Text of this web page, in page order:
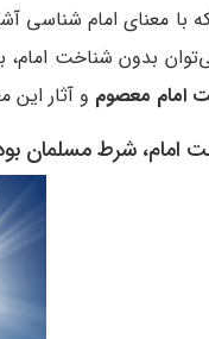
با معنای امام شناسی
بدون شناخت
امام معصوم و آثار این
امام، شرط مسلمان